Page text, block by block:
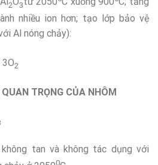
2 3
nhiều ion hơn; tạo lớp bảo vệ
Al nóng chảy):
­2
TRỌNG CỦA NHÔM
tan và không tác dụng với
0